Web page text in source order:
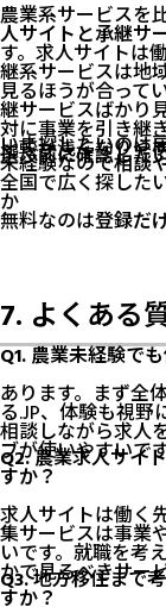
農業系サービスを
人サイトと承継サ
す。求人サイトは
継系サービスは地
見るほうが合って
継サービスばかり
対に事業を引き継
比較が浅くなりや
選ぶ前に確認した
いま探したいのは
未経験なので相談
全国で広く探した
か
無料なのは登録だ
7. よくある
Q1. 農業未経験で
あります。まず全
る.JP、体験も視野
相談しながら求人
ブが使いやすいで
Q2. 農業求人サイ
すか？
求人サイトは働く
集サービスは事業
いです。就職を考
かで見るべきサー
Q3. 地方移住まで
すか？